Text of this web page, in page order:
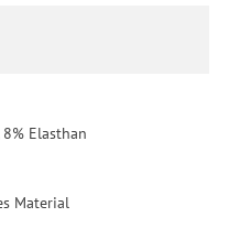
Elasthan
Material